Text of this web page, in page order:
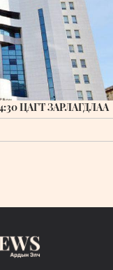
ЦАГТ ЗАРЛАГДЛАА